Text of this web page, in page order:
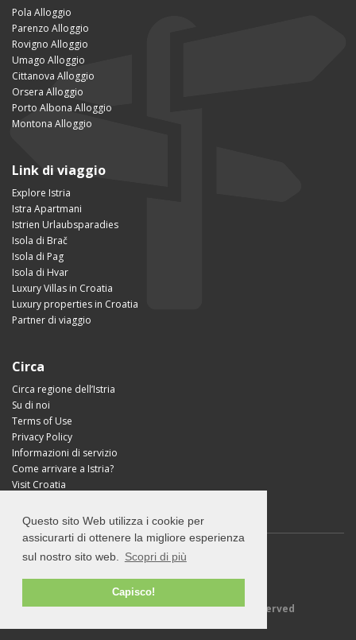
Questo sito Web utilizza i cookie per
assicurarti di ottenere la migliore esperienza
sul nostro sito web.
Scopri di più
Capisco!
Pola Alloggio
Parenzo Alloggio
Rovigno Alloggio
Umago Alloggio
Cittanova Alloggio
Orsera Alloggio
Porto Albona Alloggio
Montona Alloggio
Link di viaggio
Explore Istria
Istra Apartmani
Istrien Urlaubsparadies
Isola di Brač
Isola di Pag
Isola di Hvar
Luxury Villas in Croatia
Luxury properties in Croatia
Partner di viaggio
Circa
Circa regione dell’Istria
Su di noi
Terms of Use
Privacy Policy
Informazioni di servizio
Come arrivare a Istria?
Visit Croatia
© 2026 Explore-Istria.com - All rights reserved